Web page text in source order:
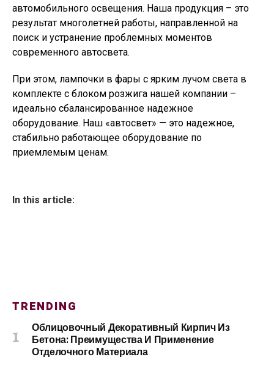
автомобильного освещения. Наша продукция – это
результат многолетней работы, направленной на
поиск и устранение проблемных моментов
современного автосвета.
При этом, лампочки в фары с ярким лучом света в
комплекте с блоком розжига нашей компании –
идеально сбалансированное надежное
оборудование. Наш «автосвет» — это надежное,
стабильно работающее оборудование по
приемлемым ценам.
In this article:
TRENDING
Облицовочный Декоративный Кирпич Из
Бетона: Преимущества И Применение
Отделочного Материала